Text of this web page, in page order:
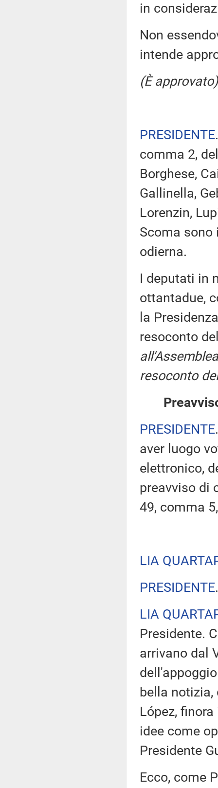
in
Non
intende
(È approvato)
PRESIDENTE
comma 2,
Borghese,
Gallinella,
Lorenzin,
Scoma sono
odierna.
I deputati in
ottantadue,
la
resoconto
resoconto
PRESIDENTE
aver luogo
elettronico,
preavviso di
49, comma
LIA
PRESIDENTE
LIA
Presidente.
arrivano dal
bella notizia,
López,
idee come
Presidente
Ecco, come